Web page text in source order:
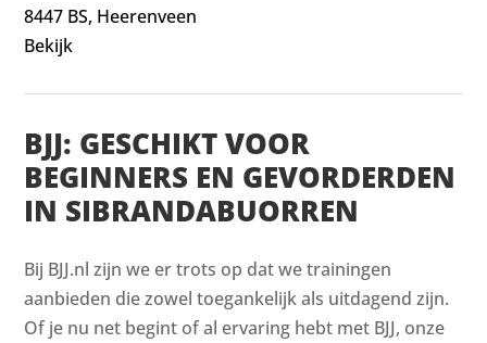
8447 BS, Heerenveen
Bekijk
BJJ: GESCHIKT VOOR
BEGINNERS EN GEVORDERDEN
IN SIBRANDABUORREN
Bij BJJ.nl zijn we er trots op dat we trainingen
aanbieden die zowel toegankelijk als uitdagend zijn.
Of je nu net begint of al ervaring hebt met BJJ, onze